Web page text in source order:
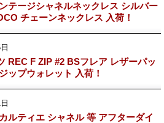
テージシャネルネックレス シルバー
チェーンネックレス 入荷！
REC F ZIP #2 BSフレア レザーパッ
ップウォレット 入荷！
ルティエ シャネル 等 アフターダイ